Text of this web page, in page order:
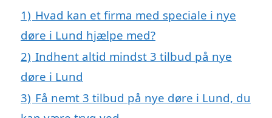
1) Hvad kan et firma med speciale i nye
døre i Lund hjælpe med?
2) Indhent altid mindst 3 tilbud på nye
døre i Lund
3) Få nemt 3 tilbud på nye døre i Lund, du